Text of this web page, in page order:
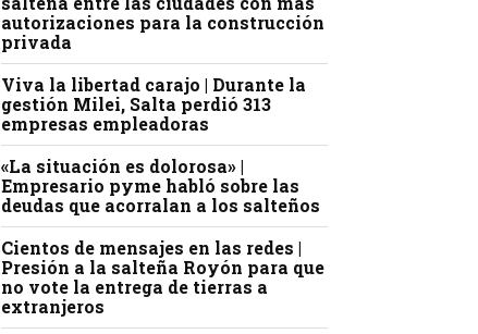
autorizaciones para la construcción
privada
Viva la libertad carajo | Durante la
gestión Milei, Salta perdió 313
empresas empleadoras
«La situación es dolorosa» |
Empresario pyme habló sobre las
deudas que acorralan a los salteños
Cientos de mensajes en las redes |
Presión a la salteña Royón para que
no vote la entrega de tierras a
extranjeros